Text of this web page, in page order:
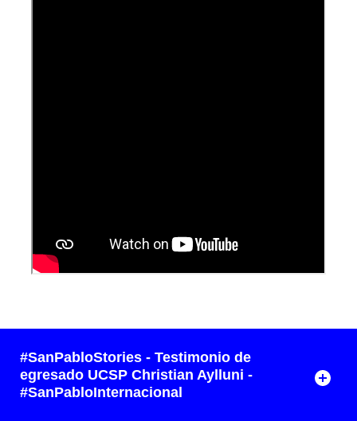
#SanPabloStories - Testimonio de
egresado UCSP Christian Aylluni -
#SanPabloInternacional